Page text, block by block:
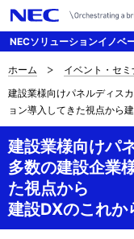
NECソリューションイノベ
ナ
ビ
ゲ
ー
シ
ョ
ン
サ
イ
ト
内
の
現
ホーム
イベント・セミ
建設業様向けパネルディス
ョン導入してきた視点から
建設業様向けパ
多数の建設企業
た視点から
建設DXのこれか